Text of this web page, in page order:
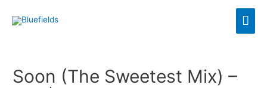
Soon (The Sweetest Mix) –